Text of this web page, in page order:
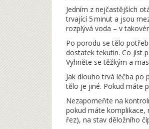
Jedním z nejčastějších
trvající 5 minut a jsou
rozplývá voda – v
Po porodu se tělo
dostatek tekutin. Co jíst
Vyhněte se těžkým a
Jak dlouho trvá léčba po
tělo je jiné. Pokud máte
Nezapomeňte na
pokud máte komplikace,
řez), na stav děložního